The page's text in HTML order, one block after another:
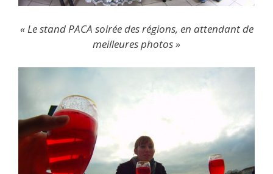
« Le stand PACA soirée des régions, en attendant de
meilleures photos »